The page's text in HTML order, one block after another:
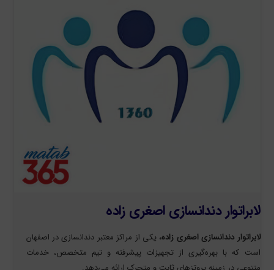
لابراتوار دندانسازی اصغری زاده
لابراتوار دندانسازی اصغری زاده، یکی از مراکز معتبر دندانسازی در اصفهان
است که با بهره‌گیری از تجهیزات پیشرفته و تیم متخصص، خدمات